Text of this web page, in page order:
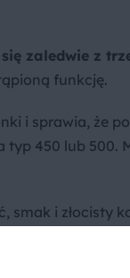
się zaledwie z
funkcję.
i sprawia, że
typ 450 lub
smak i złocisty
zasada.